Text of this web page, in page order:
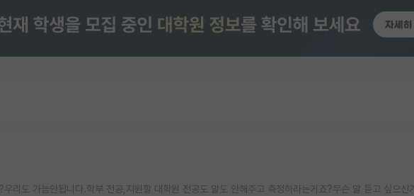
리도 가늠안됩니다.학부 전공,지원할 대학원 전공도 말도 안해주고 측정하라는거죠?무슨 말 듣고 싶으신